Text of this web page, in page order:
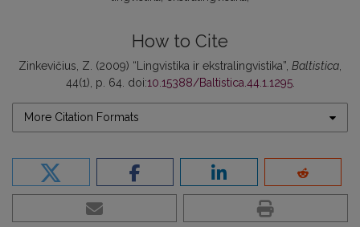
How to Cite
Zinkevičius, Z. (2009) “Lingvistika ir ekstralingvistika”, Baltistica,
44(1), p. 64. doi:10.15388/Baltistica.44.1.1295.
More Citation Formats